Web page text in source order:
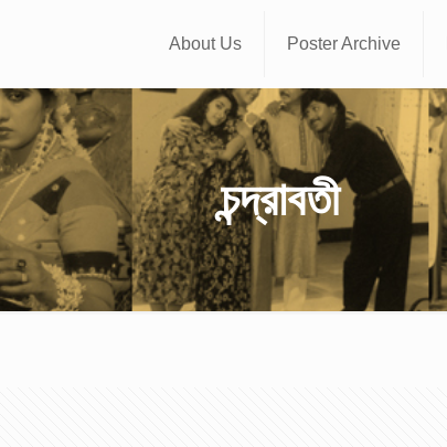
About Us Poster Archive
চন্দ্রাবতী